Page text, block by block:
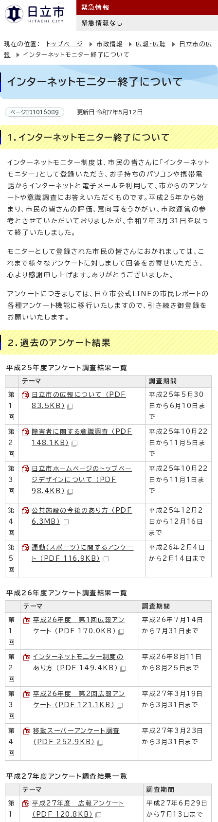
緊急情報
緊急情報なし
現在の位置： トップページ 市政情報 広報・広聴
日立市の広
報
インターネットモニター終了について
インターネットモニター終了について
ページID1016089 更新日 令和7年5月12日
1．インターネットモニター終了について
インターネットモニター制度は、市民の皆さんに「インターネット
モニター」として登録いただき、お手持ちのパソコンや携帯電
話からインターネットと電子メールを利用して、市からのアンケ
ートや意識調査にお答えいただくものです。平成25年から始
まり、市民の皆さんの評価、意向等をうかがい、市政運営の参
考とさせていただいておりましたが、令和7年3月31日を以っ
て終了いたしました。
モニターとして登録された市民の皆さんにおかれましては、こ
れまで様々なアンケートに対しまして回答をお寄せいただき、
心より感謝申し上げます。ありがとうございました。
アンケートにつきましては、日立市公式LINEの市民レポートの
各種アンケート機能に移行いたしますので、引き続き御登録を
お願いいたします。
2．過去のアンケート結果
平成25年度アンケート調査結果一覧
テーマ 調査期間
第
1
回
日立市の広報について （PDF
83.5KB）
平成25年5月30
日から6月10日ま
で
第
2
回
障害者に関する意識調査 （PDF
148.1KB）
平成25年10月22
日から11月5日ま
で
第
3
回
日立市ホームページのトップペー
ジデザインについて （PDF
98.4KB）
平成25年10月22
日から11月1日ま
で
第
4
回
公共施設の今後のあり方 （PDF
6.3MB）
平成25年12月2
日から12月16日
まで
第
5
回
運動（スポーツ）に関するアンケー
ト （PDF 116.9KB）
平成26年2月4日
から2月14日まで
平成26年度アンケート調査結果一覧
テーマ 調査期間
第
1
回
平成26年度 第1回広報アン
ケート （PDF 170.0KB）
平成26年7月14日
から7月31日まで
第
2
回
インターネットモニター制度の
あり方 （PDF 149.4KB）
平成26年8月11日
から8月25日まで
第
3
回
平成26年度 第2回広報アン
ケート （PDF 121.1KB）
平成27年3月19日
から3月31日まで
第
4
回
移動スーパーアンケート調査
（PDF 252.9KB）
平成27年3月23日
から3月31日まで
平成27年度アンケート調査結果一覧
テーマ 調査期間
第
1
平成27年度 広報アンケート
（PDF 120.8KB）
平成27年6月29日
から7月13日まで